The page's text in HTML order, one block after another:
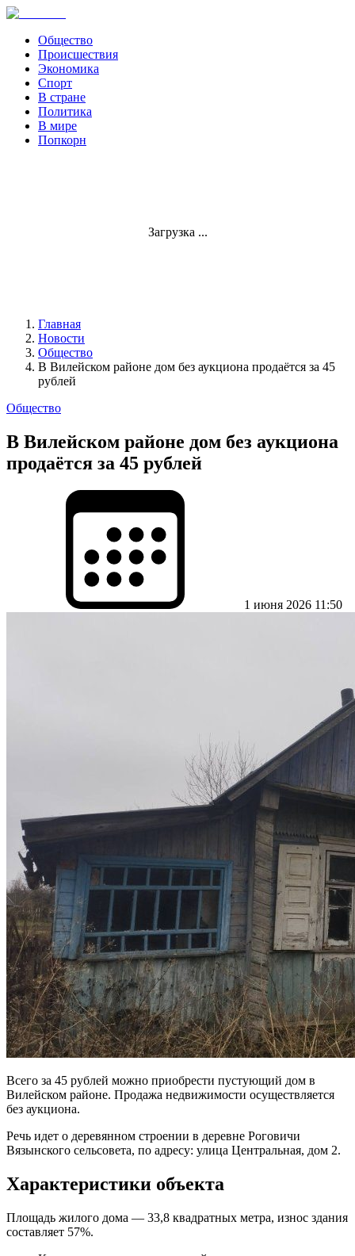
Общество
Происшествия
Экономика
Спорт
В стране
Политика
В мире
Попкорн
Загрузка ...
Главная
Новости
Общество
В Вилейском районе дом без аукциона продаётся за 45
рублей
Общество
В Вилейском районе дом без аукциона
продаётся за 45 рублей
1 июня 2026 11:50
Всего за 45 рублей можно приобрести пустующий дом в
Вилейском районе. Продажа недвижимости осуществляется
без аукциона.
Речь идет о деревянном строении в деревне Роговичи
Вязынского сельсовета, по адресу: улица Центральная, дом 2.
Характеристики объекта
Площадь жилого дома — 33,8 квадратных метра, износ здания
составляет 57%.